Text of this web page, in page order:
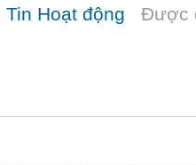
Tin Hoạt động Được